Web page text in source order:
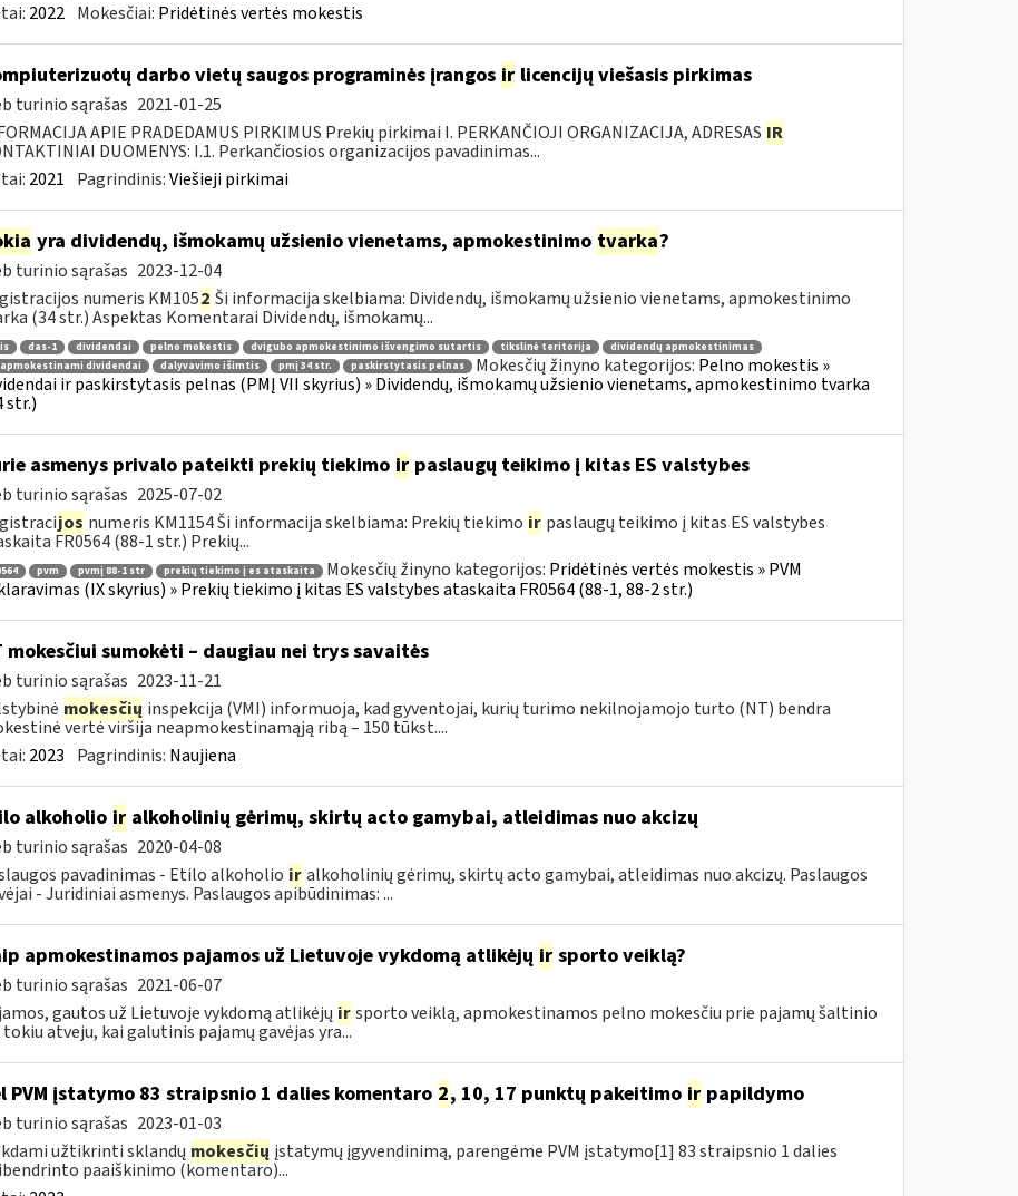
2022 Mokesčiai: Pridėtinės vertės mokestis
darbo vietų saugos programinės įrangos irlicencijų viešasis pirkimas
turinio sąrašas 2021-01-25
APIE PRADEDAMUS PIRKIMUS Prekių pirkimai I. PERKANČIOJI ORGANIZACIJA, ADRESAS IR
DUOMENYS: I.1. Perkančiosios organizacijos pavadinimas...
2021 Pagrindinis:Viešieji pirkimai
yra dividendų, išmokamų užsienio vienetams, apmokestinimo tvarka?
turinio sąrašas 2023-12-04
numeris KM1052 Ši informacija skelbiama: Dividendų, išmokamų užsienio vienetams, apmokestinimo
(34 str.) Aspektas Komentarai Dividendų, išmokamų...
das-1 dividendai pelno mokestis dvigubo apmokestinimo išvengimo sutartis tikslinė teritorija
dividendų apmokestinimas
dividendai
dalyvavimo išimtis pmį 34 str. paskirstytasis pelnas Mokesčių žinyno kategorijos: Pelno mokestis »
ir paskirstytasis pelnas (PMĮ VII skyrius) » Dividendų, išmokamų užsienio vienetams, apmokestinimo tvarka
str.)
asmenys privalo pateikti prekių tiekimo irpaslaugų teikimo į kitas ES valstybes
turinio sąrašas 2025-07-02
jos numeris KM1154 Ši informacija skelbiama: Prekių tiekimo ir paslaugų teikimo į kitas ES valstybes
FR0564 (88-1 str.) Prekių...
pvm pvmį 88-1 str prekių tiekimo į es ataskaita Mokesčių žinyno kategorijos: Pridėtinės vertės mokestis » PVM
(IX skyrius) » Prekių tiekimo į kitas ES valstybes ataskaita FR0564 (88-1, 88-2 str.)
mokesčiui sumokėti – daugiau nei trys savaitės
turinio sąrašas 2023-11-21
mokesčių inspekcija (VMI) informuoja, kad gyventojai, kurių turimo nekilnojamojo turto (NT) bendra
vertė viršija neapmokestinamąją ribą – 150 tūkst....
2023 Pagrindinis: Naujiena
alkoholio iralkoholinių gėrimų, skirtų acto gamybai, atleidimas nuo akcizų
turinio sąrašas 2020-04-08
pavadinimas - Etilo alkoholio ir alkoholinių gėrimų, skirtų acto gamybai, atleidimas nuo akcizų. Paslaugos
- Juridiniai asmenys. Paslaugos apibūdinimas: ...
apmokestinamos pajamos už Lietuvoje vykdomą atlikėjų irsporto veiklą?
turinio sąrašas 2021-06-07
gautos už Lietuvoje vykdomą atlikėjų ir sporto veiklą, apmokestinamos pelno mokesčiu prie pajamų šaltinio
atveju, kai galutinis pajamų gavėjas yra...
PVM įstatymo 83 straipsnio 1 dalies komentaro 2, 10, 17 punktų pakeitimo irpapildymo
turinio sąrašas 2023-01-03
užtikrinti sklandų mokesčių įstatymų įgyvendinimą, parengėme PVM įstatymo[1] 83 straipsnio 1 dalies
paaiškinimo (komentaro)...